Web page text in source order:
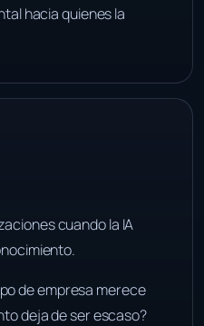
hacia quienes la
cuando la IA
de empresa merece
deja de ser escaso?